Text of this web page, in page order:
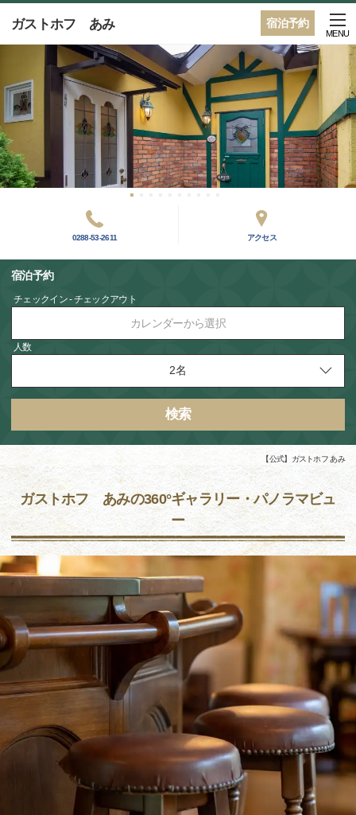
宿泊予約
ガストホフ あみ
MENU
0288-53-2611 アクセス
宿泊予約
チェックイン - チェックアウト
カレンダーから選択
人数
検索
【公式】ガストホフ あみ
ガストホフ あみの360°ギャラリー・パノラマビュ
ー